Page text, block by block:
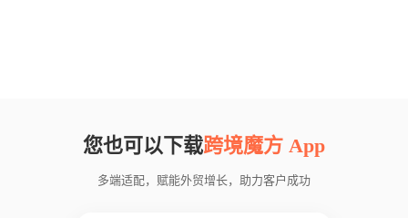
您也可以下载跨境魔方 App
多端适配，赋能外贸增长，助力客户成功